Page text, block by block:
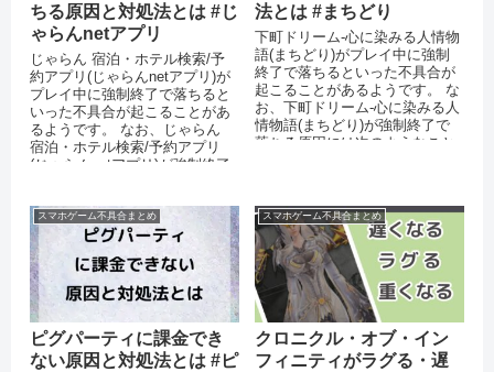
ちる原因と対処法とは #じ
ゃらんnetアプリ
じゃらん 宿泊・ホテル検索/予
約アプリ(じゃらんnetアプリ)が
プレイ中に強制終了で落ちると
いった不具合が起こることがあ
るようです。 なお、じゃらん
宿泊・ホテル検索/予約アプリ
(じゃらんnetアプリ)が強制終了
法とは #まちどり
下町ドリーム-心に染みる人情物
語(まちどり)がプレイ中に強制
終了で落ちるといった不具合が
起こることがあるようです。 な
お、下町ドリーム-心に染みる人
情物語(まちどり)が強制終了で
落ちる原因には次のようなこと
スマホゲーム不具合まとめ
ピグパーティに課金でき
ない原因と対処法とは #ピ
スマホゲーム不具合まとめ
クロニクル・オブ・イン
フィニティがラグる・遅